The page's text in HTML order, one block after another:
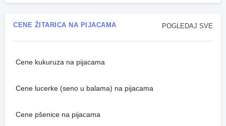
POGLEDAJ SVE
CENE ŽITARICA NA PIJACAMA
Cene kukuruza na pijacama
Cene lucerke (seno u balama) na pijacama
Cene pšenice na pijacama